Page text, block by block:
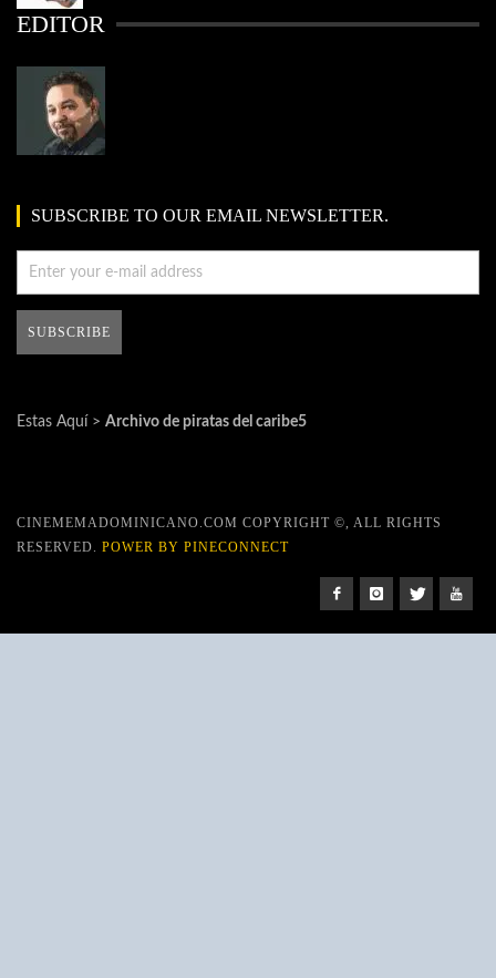
EDITOR
SUBSCRIBE TO OUR EMAIL NEWSLETTER.
Estas Aquí > Archivo de piratas del caribe5
CINEMEMADOMINICANO.COM COPYRIGHT ©, ALL RIGHTS
RESERVED. POWER BY PINECONNECT